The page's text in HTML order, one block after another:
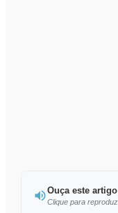
Ouça este artigo
Clique para